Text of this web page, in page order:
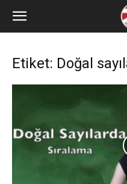
Etiket: Doğal